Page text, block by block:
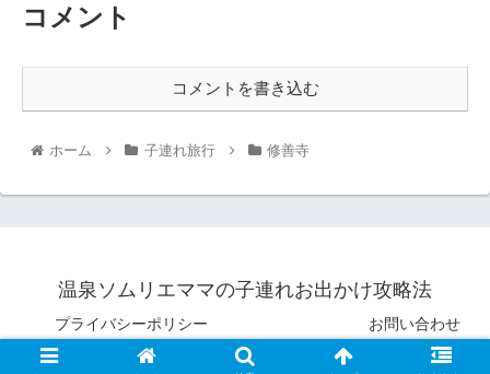
コメント
コメントを書き込む
ホーム 子連れ旅行 修善寺
温泉ソムリエママの子連れお出かけ攻略法
プライバシーポリシー お問い合わせ
© 2019 温ソムママ.